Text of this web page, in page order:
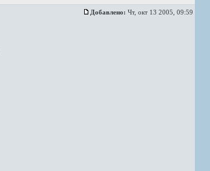
Добавлено: Чт, окт 13 2005, 09:59